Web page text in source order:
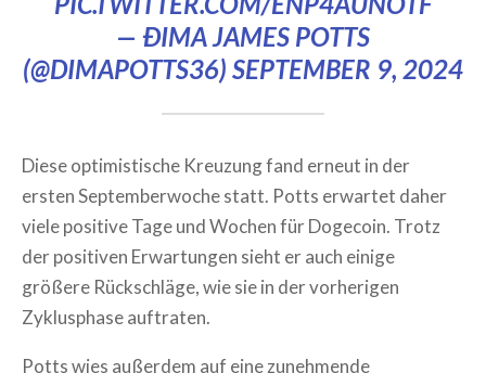
— ÐIMA JAMES POTTS
(@DIMAPOTTS36) SEPTEMBER 9, 2024
Diese optimistische Kreuzung fand erneut in der
ersten Septemberwoche statt. Potts erwartet daher
viele positive Tage und Wochen für Dogecoin. Trotz
der positiven Erwartungen sieht er auch einige
größere Rückschläge, wie sie in der vorherigen
Zyklusphase auftraten.
Potts wies außerdem auf eine zunehmende